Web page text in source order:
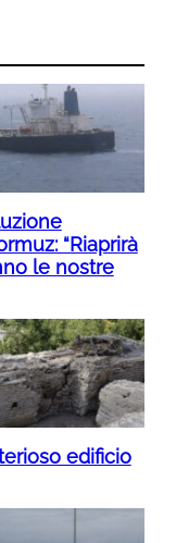
“Riaprirà
le nostre
edificio